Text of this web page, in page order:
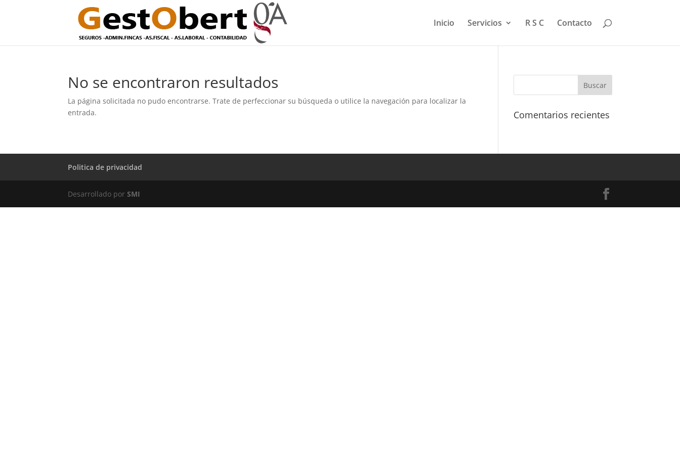
Inicio Servicios R S C Contacto
No se encontraron resultados
La página solicitada no pudo encontrarse. Trate de perfeccionar su búsqueda o utilice la navegación para localizar la
entrada.
Comentarios recientes
Politica de privacidad
Desarrollado porSMI